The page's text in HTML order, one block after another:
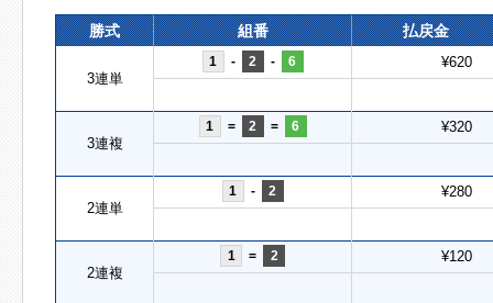
勝式 組番 払戻金
3連単
1 - 2 - 6 ¥620
3連複
1 = 2 = 6 ¥320
2連単
1 - 2 ¥280
2連複
1 = 2 ¥120